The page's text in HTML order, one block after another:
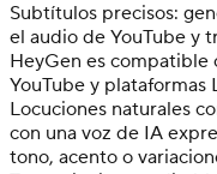
Subtítulos precisos:
el audio de YouTube y
HeyGen es compatible
YouTube y plataformas
Locuciones naturales
con una voz de IA
tono, acento o